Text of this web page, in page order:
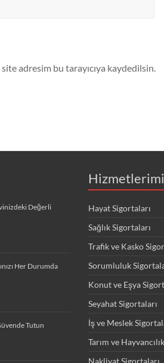
adresim bu tarayıcıya kaydedilsin.
Değerli
Her Durumda
Tutun
Hayat Sigortaları
Sağlık Sigortaları
Trafik ve Kasko
Sorumluluk
Konut ve Eşya
Seyahat Sigortaları
İş ve Meslek
Tarım ve